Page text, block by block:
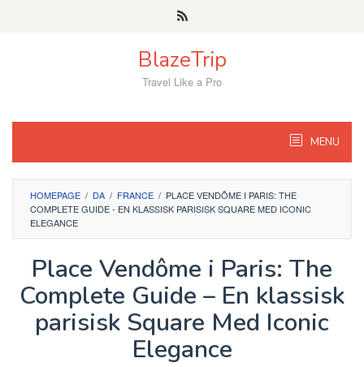
BlazeTrip
Travel Like a Pro
MENU
HOMEPAGE / DA / FRANCE / PLACE VENDÔME I PARIS: THE
COMPLETE GUIDE - EN KLASSISK PARISISK SQUARE MED ICONIC
ELEGANCE
Place Vendôme i Paris: The
Complete Guide – En klassisk
parisisk Square Med Iconic
Elegance